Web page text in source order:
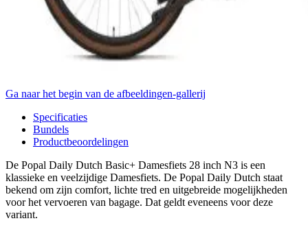
Ga naar het begin van de afbeeldingen-gallerij
Specificaties
Bundels
Productbeoordelingen
De Popal Daily Dutch Basic+ Damesfiets 28 inch N3 is een
klassieke en veelzijdige Damesfiets. De Popal Daily Dutch staat
bekend om zijn comfort, lichte tred en uitgebreide mogelijkheden
voor het vervoeren van bagage. Dat geldt eveneens voor deze
variant.